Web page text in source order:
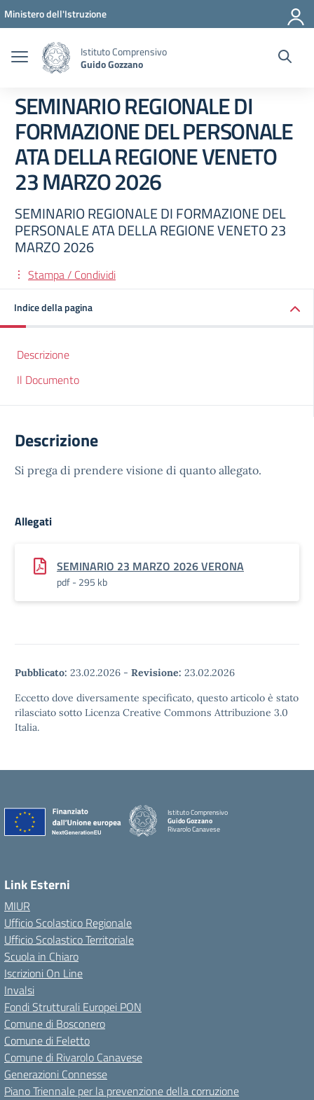
Vai ai contenuti
Vai al menu di navigazione
Vai al footer
Ministero dell'Istruzione
Istituto Comprensivo
Guido Gozzano
SEMINARIO REGIONALE DI
FORMAZIONE DEL PERSONALE
ATA DELLA REGIONE VENETO
23 MARZO 2026
SEMINARIO REGIONALE DI FORMAZIONE DEL
PERSONALE ATA DELLA REGIONE VENETO 23
MARZO 2026
Stampa / Condividi
Indice della pagina
Descrizione
Il Documento
Descrizione
Si prega di prendere visione di quanto allegato.
Allegati
SEMINARIO 23 MARZO 2026 VERONA
pdf - 295 kb
Pubblicato: 23.02.2026 - Revisione: 23.02.2026
Eccetto dove diversamente specificato, questo articolo è stato
rilasciato sotto Licenza Creative Commons Attribuzione 3.0
Italia.
Istituto Comprensivo
Guido Gozzano
Rivarolo Canavese
Link Esterni
MIUR
Ufficio Scolastico Regionale
Ufficio Scolastico Territoriale
Scuola in Chiaro
Iscrizioni On Line
Invalsi
Fondi Strutturali Europei PON
Comune di Bosconero
Comune di Feletto
Comune di Rivarolo Canavese
Generazioni Connesse
Piano Triennale per la prevenzione della corruzione